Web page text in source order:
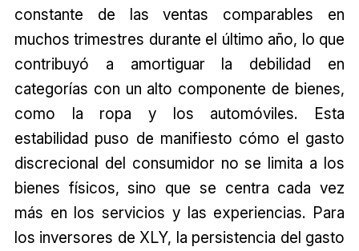
constante de las ventas comparables en
muchos trimestres durante el último año, lo que
contribuyó a amortiguar la debilidad en
categorías con un alto componente de bienes,
como la ropa y los automóviles. Esta
estabilidad puso de manifiesto cómo el gasto
discrecional del consumidor no se limita a los
bienes físicos, sino que se centra cada vez
más en los servicios y las experiencias. Para
los inversores de XLY, la persistencia del gasto